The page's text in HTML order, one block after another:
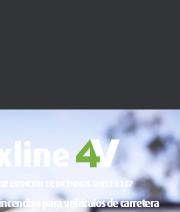
EXTINCIÓN DE INCENDIOS UNECE R107
para vehículos de carretera
107 R-080052